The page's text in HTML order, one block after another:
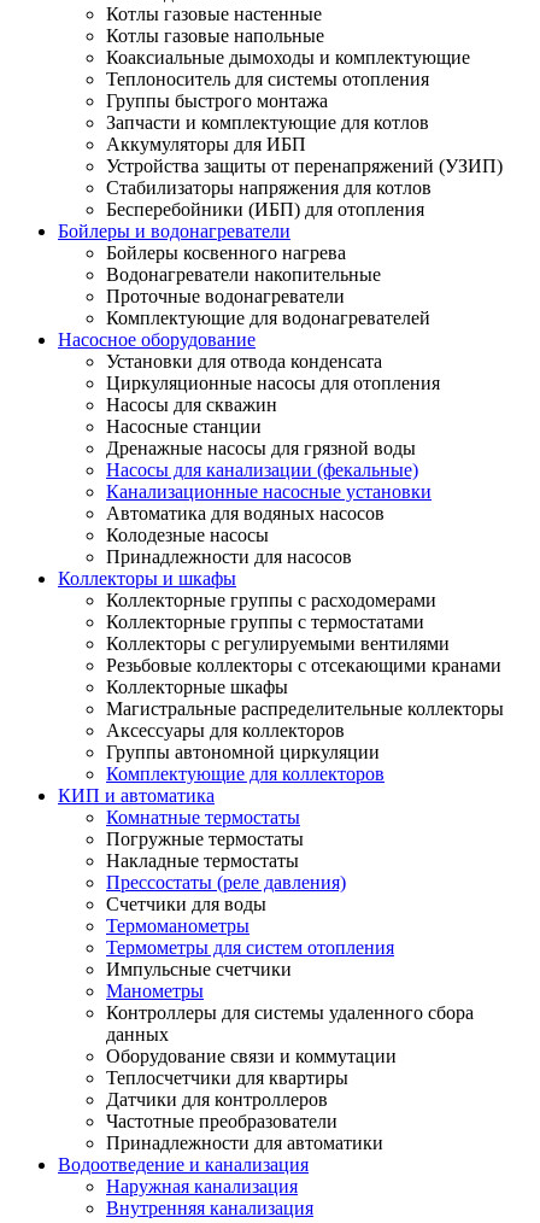
Котлы газовые настенные
Котлы газовые напольные
Коаксиальные дымоходы и комплектующие
Теплоноситель для системы отопления
Группы быстрого монтажа
Запчасти и комплектующие для котлов
Аккумуляторы для ИБП
Устройства защиты от перенапряжений (УЗИП)
Стабилизаторы напряжения для котлов
Бесперебойники (ИБП) для отопления
Бойлеры и водонагреватели
Бойлеры косвенного нагрева
Водонагреватели накопительные
Проточные водонагреватели
Комплектующие для водонагревателей
Насосное оборудование
Установки для отвода конденсата
Циркуляционные насосы для отопления
Насосы для скважин
Насосные станции
Дренажные насосы для грязной воды
Насосы для канализации (фекальные)
Канализационные насосные установки
Автоматика для водяных насосов
Колодезные насосы
Принадлежности для насосов
Коллекторы и шкафы
Коллекторные группы с расходомерами
Коллекторные группы с термостатами
Коллекторы с регулируемыми вентилями
Резьбовые коллекторы с отсекающими кранами
Коллекторные шкафы
Магистральные распределительные коллекторы
Аксессуары для коллекторов
Группы автономной циркуляции
Комплектующие для коллекторов
КИП и автоматика
Комнатные термостаты
Погружные термостаты
Накладные термостаты
Прессостаты (реле давления)
Счетчики для воды
Термоманометры
Термометры для систем отопления
Импульсные счетчики
Манометры
Контроллеры для системы удаленного сбора
данных
Оборудование связи и коммутации
Теплосчетчики для квартиры
Датчики для контроллеров
Частотные преобразователи
Принадлежности для автоматики
Водоотведение и канализация
Наружная канализация
Внутренняя канализация